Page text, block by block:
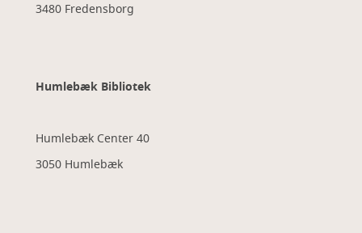
3480 Fredensborg
Humlebæk Bibliotek
Humlebæk Center 40
3050 Humlebæk